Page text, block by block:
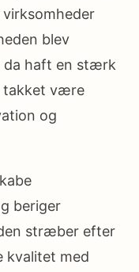
blev
da haft en stærk
takket være
og
beriger
stræber efter
kvalitet med